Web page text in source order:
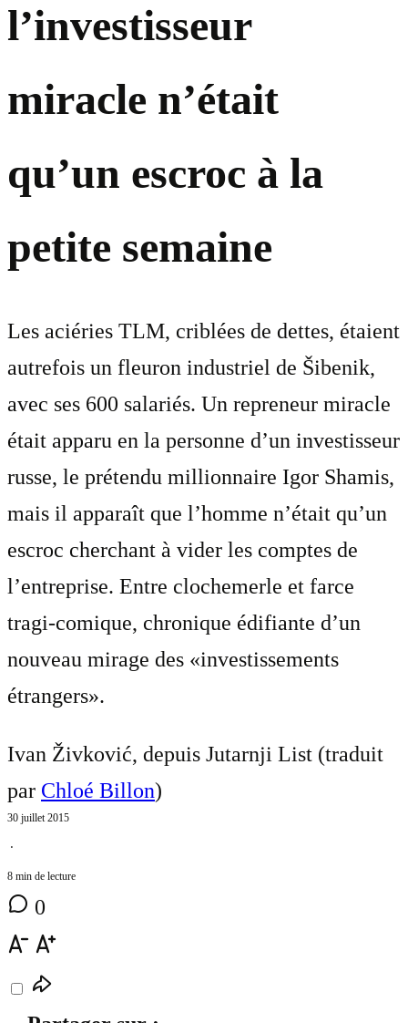
l’investisseur
miracle n’était
qu’un escroc à la
petite semaine
Les aciéries TLM, criblées de dettes, étaient
autrefois un fleuron industriel de Šibenik,
avec ses 600 salariés. Un repreneur miracle
était apparu en la personne d’un investisseur
russe, le prétendu millionnaire Igor Shamis,
mais il apparaît que l’homme n’était qu’un
escroc cherchant à vider les comptes de
l’entreprise. Entre clochemerle et farce
tragi-comique, chronique édifiante d’un
nouveau mirage des «investissements
étrangers».
Ivan Živković, depuis Jutarnji List (traduit
par Chloé Billon)
30 juillet 2015
⋅
8 min de lecture
0